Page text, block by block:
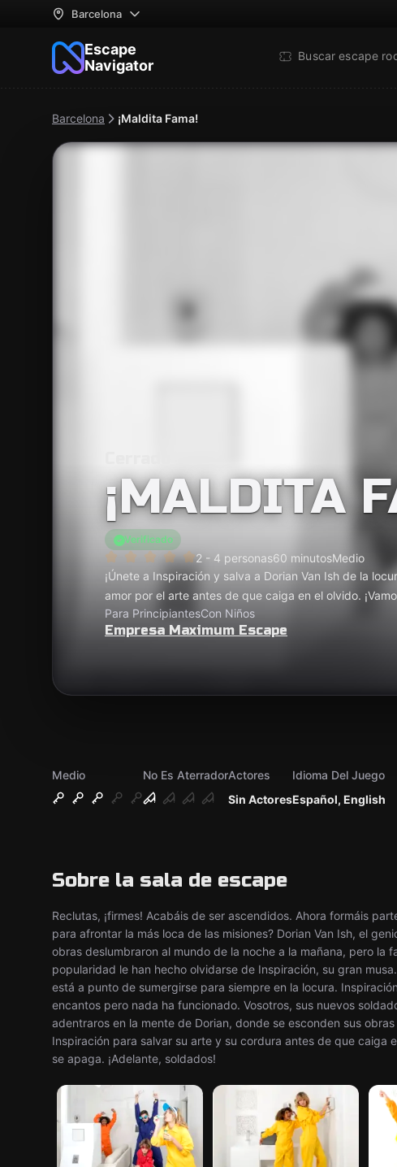
Barcelona
Escape
Navigator
Buscar escape
Barcelona ¡Maldita Fama!
¡MALDITA
Verificado
2 - 4 personas60 minutosMedio
¡Únete a Inspiración y salva a Dorian Van Ish de la
amor por el arte antes de que caiga en el olvido.
Para PrincipiantesCon Niños
Empresa Maximum Escape
Medio
No Es Aterrador
Sin Actores
Actores
Español, English
Idioma Del Juego
Sobre la sala de escape
Reclutas, ¡firmes! Acabáis de ser ascendidos. Ahora formáis
para afrontar la más loca de las misiones? Dorian Van Ish, el
obras deslumbraron al mundo de la noche a la mañana, pero la
popularidad le han hecho olvidarse de Inspiración, su gran
está a punto de sumergirse para siempre en la locura.
encantos pero nada ha funcionado. Vosotros, sus nuevos
adentraros en la mente de Dorian, donde se esconden sus
Inspiración para salvar su arte y su cordura antes de que caiga
se apaga. ¡Adelante, soldados!